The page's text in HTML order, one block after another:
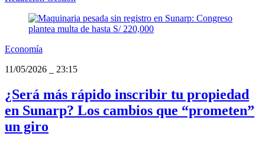
Economía
11/05/2026
23:15
¿Será más rápido inscribir tu propiedad
en Sunarp? Los cambios que “prometen”
un giro